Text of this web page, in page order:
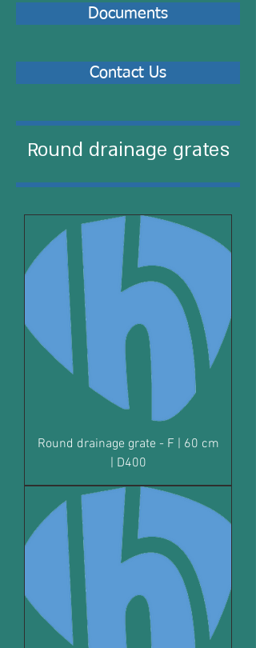
Documents
Contact Us
Round drainage grates
Round drainage grate - F | 60 cm
| D400